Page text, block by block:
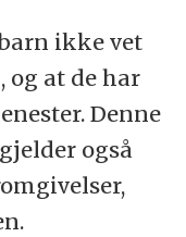
ikke vet
og at de har
Denne
også